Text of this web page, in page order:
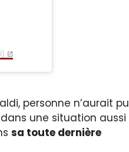
personne n’aurait pu
une situation aussi
sa toute dernière